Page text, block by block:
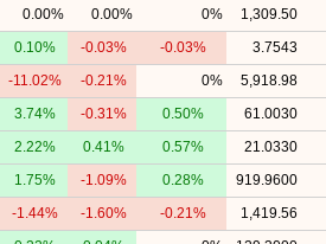
1,309.50
0%
0.00%
0.00%
3.7543
-0.03%
-0.03%
0.10%
5,918.98
0%
-0.21%
-11.02%
61.0030
0.50%
-0.31%
3.74%
21.0330
0.57%
0.41%
2.22%
919.9600
0.28%
-1.09%
1.75%
1,419.56
-0.21%
-1.60%
-1.44%